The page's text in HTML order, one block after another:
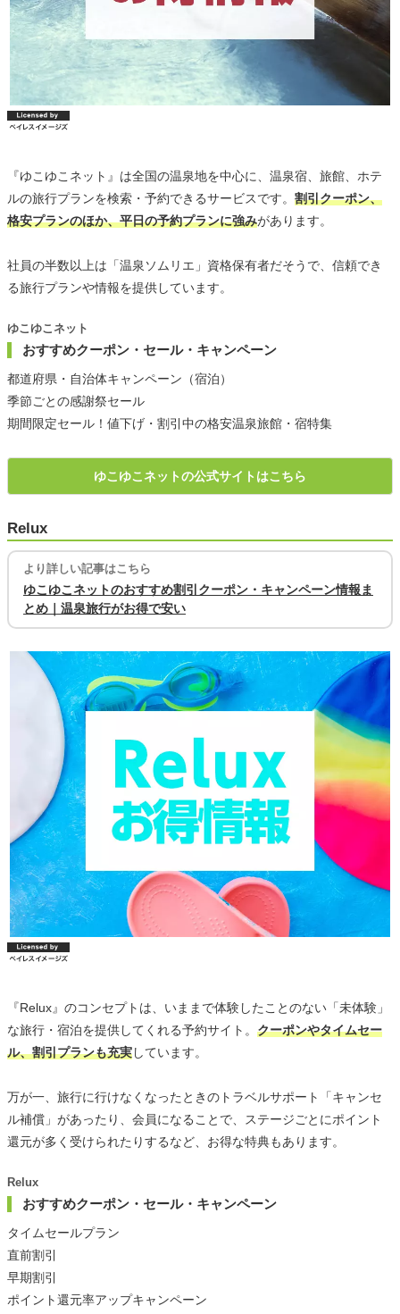
『ゆこゆこネット』は全国の温泉地を中心に、温泉宿、旅館、ホテ
ルの旅行プランを検索・予約できるサービスです。 割引クーポン、
格安プランのほか、平日の予約プランに強みがあります。
社員の半数以上は「温泉ソムリエ」資格保有者だそうで、信頼でき
る旅行プランや情報を提供しています。
おすすめクーポン・セール・キャンペーン
ゆこゆこネット
都道府県・自治体キャンペーン（宿泊）
季節ごとの感謝祭セール
期間限定セール！値下げ・割引中の格安温泉旅館・宿特集
ゆこゆこネットの公式サイトはこちら
Relux
より詳しい記事はこちら
ゆこゆこネットのおすすめ割引クーポン・キャンペーン情報ま
とめ｜温泉旅行がお得で安い
『Relux』のコンセプトは、いままで体験したことのない「未体験」
な旅行・宿泊を提供してくれる予約サイト。 クーポンやタイムセー
ル、割引プランも充実しています。
万が一、旅行に行けなくなったときのトラベルサポート「キャンセ
ル補償」があったり、会員になることで、ステージごとにポイント
還元が多く受けられたりするなど、お得な特典もあります。
おすすめクーポン・セール・キャンペーン
Relux
タイムセールプラン
直前割引
早期割引
ポイント還元率アップキャンペーン